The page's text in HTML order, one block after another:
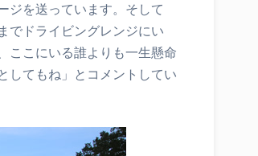
ジを送っています。そして
でドライビングレンジにい
ここにいる誰よりも一生懸命
してもね」とコメントしてい